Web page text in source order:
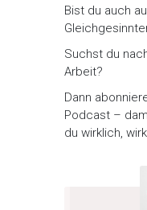
Bist du auch
Suchst du
Arbeit?
Dann
Podcast –
du wirklich,